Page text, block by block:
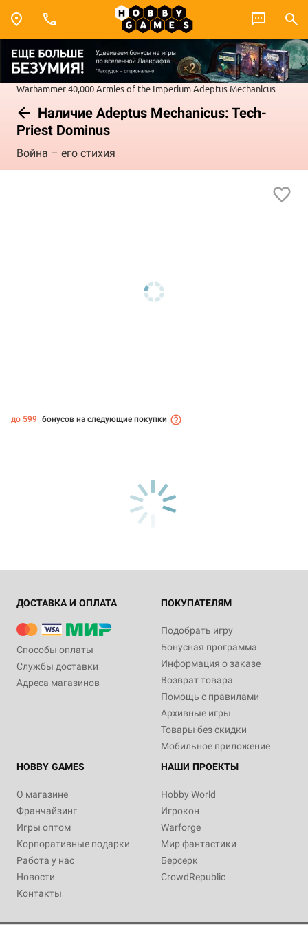
Warhammer 40,000Armies of the ImperiumAdeptus Mechanicus
Наличие Adeptus Mechanicus: Tech-
Priest Dominus
Война – его стихия
до 599 бонусов на следующие покупки
ДОСТАВКА И ОПЛАТА
Способы оплаты
Службы доставки
Адреса магазинов
ПОКУПАТЕЛЯМ
Подобрать игру
Бонусная программа
Информация о заказе
Возврат товара
Помощь с правилами
Архивные игры
Товары без скидки
Мобильное приложение
HOBBY GAMES
О магазине
Франчайзинг
Игры оптом
Корпоративные подарки
Работа у нас
Новости
Контакты
НАШИ ПРОЕКТЫ
Hobby World
Игрокон
Warforge
Мир фантастики
Берсерк
CrowdRepublic